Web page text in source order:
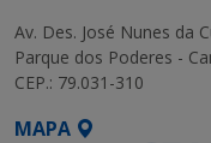
Av. Des. José Nunes da
Parque dos Poderes -
CEP.: 79.031-310
MAPA